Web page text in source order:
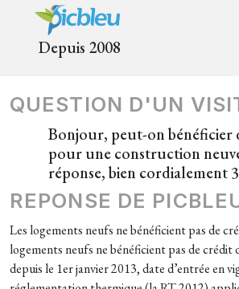
Depuis 2008
QUESTION D'UN
Bonjour, peut-on bénéficier
pour une construction
réponse, bien cordialement
REPONSE DE
Les logements neufs ne bénéficient pas de
logements neufs ne bénéficient pas de crédit
depuis le 1er janvier 2013, date d’entrée en